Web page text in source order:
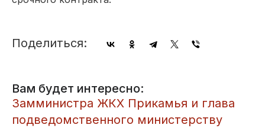
Поделиться:
Вам будет интересно:
​Замминистра ЖКХ Прикамья и глава
подведомственного министерству